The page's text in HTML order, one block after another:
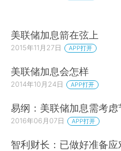
美联储加息箭在弦上
2015年11月27日 APP打开
美联储加息会怎样
2014年10月24日 APP打开
易纲：美联储加息需考虑
2016年06月07日 APP打开
智利财长：已做好准备应